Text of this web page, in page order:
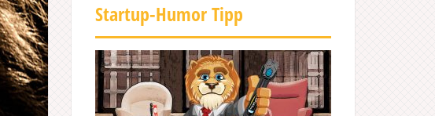
Startup-Humor Tipp